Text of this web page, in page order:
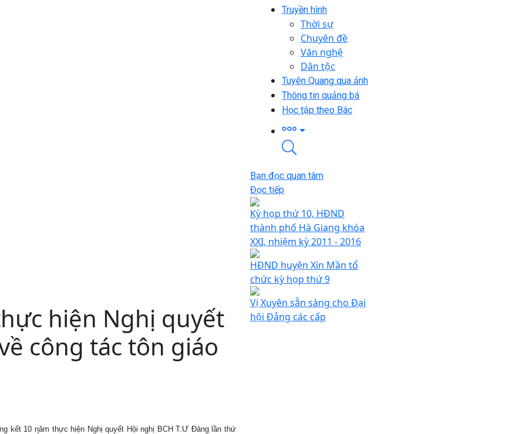
Truyền hình
Thời sự
Chuyên đề
Văn nghệ
Dân tộc
Tuyên Quang qua ảnh
Thông tin quảng bá
Học tập theo Bác
hiện Nghị quyết
công tác tôn giáo
kết 10 năm thực hiện Nghị quyết Hội nghị BCH T.Ư Đảng lần thứ
Bạn đọc quan tâm
Đọc tiếp
Kỳ họp thứ 10, HĐND
thành phố Hà Giang khóa
XXI, nhiệm kỳ 2011 - 2016
HĐND huyện Xín Mần tổ
chức kỳ họp thứ 9
Vị Xuyên sẵn sàng cho Đại
hội Đảng các cấp